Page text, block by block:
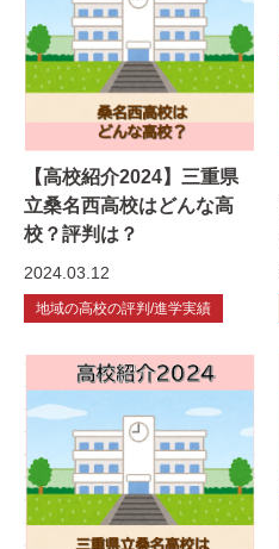
【高校紹介2024】三重県
立桑名西高校はどんな高
校？評判は？
2024.03.12
地域の高校の評判/進学実績